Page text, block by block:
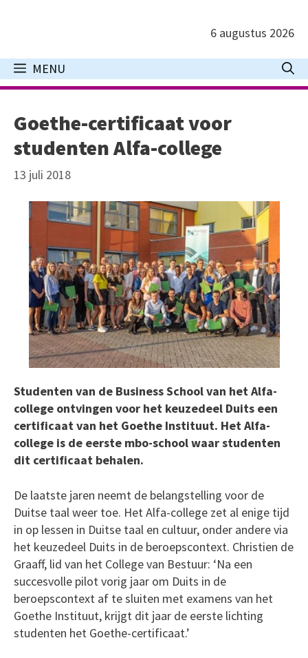
inhoud
6 augustus 2026
MENU
Goethe-certificaat voor
studenten Alfa-college
13 juli 2018
Studenten van de Business School van het Alfa-
college ontvingen voor het keuzedeel Duits een
certificaat van het Goethe Instituut. Het Alfa-
college is de eerste mbo-school waar studenten
dit certificaat behalen.
De laatste jaren neemt de belangstelling voor de
Duitse taal weer toe. Het Alfa-college zet al enige tijd
in op lessen in Duitse taal en cultuur, onder andere via
het keuzedeel Duits in de beroepscontext. Christien de
Graaff, lid van het College van Bestuur: ‘Na een
succesvolle pilot vorig jaar om Duits in de
beroepscontext af te sluiten met examens van het
Goethe Instituut, krijgt dit jaar de eerste lichting
studenten het Goethe-certificaat.’